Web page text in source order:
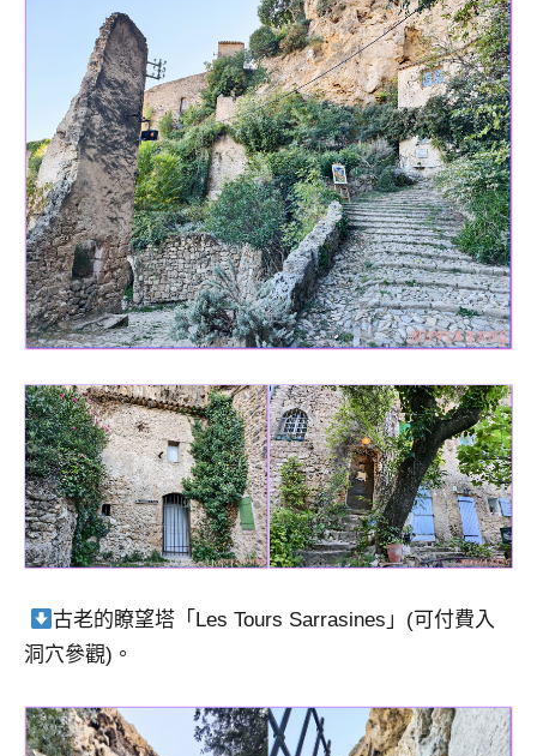
古老的瞭望塔「Les Tours Sarrasines」(可付費入
洞穴參觀)。